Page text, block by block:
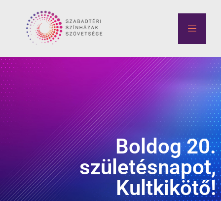
Boldog 20.
születésnapot,
Kultkikötő!